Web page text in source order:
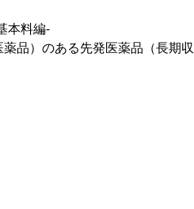
本料編-
品）のある先発医薬品（長期収